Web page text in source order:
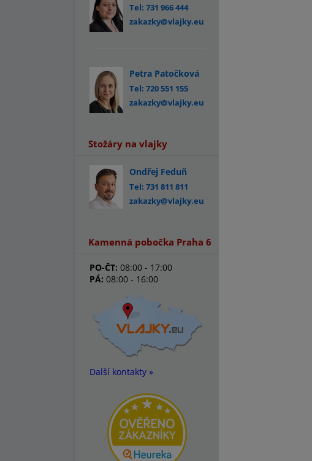
Tel: 731 966 444
zakazky@vlajky.eu
Petra Patočková
Tel: 720 551 155
zakazky@vlajky.eu
Stožáry na vlajky
Ondřej Feduň
Tel: 731 811 811
zakazky@vlajky.eu
Kamenná pobočka Praha 6
PO-ČT: 08:00 - 17:00
PÁ: 08:00 - 16:00
Další kontakty »